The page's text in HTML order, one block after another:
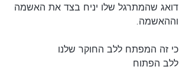
דואג שהמתרגל שלו יניח בצד את האשמה
וההאשמה.
כי זה המפתח ללב החוקר שלנו
ללב הפתוח